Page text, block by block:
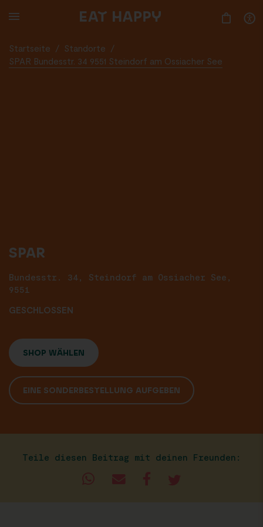
TO
Startseite / Standorte
/
SPAR Bundesstr. 34 9551 Steindorf am Ossiacher See
SPAR
Bundesstr. 34, Steindorf am Ossiacher See,
9551
GESCHLOSSEN
SHOP WÄHLEN
EINE SONDERBESTELLUNG AUFGEBEN
Teile diesen Beitrag mit deinen Freunden: